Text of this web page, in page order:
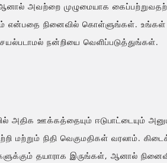
அவற்றை முழுமையாக
நினைவில் கொள்ளுங்கள். உங்கள்
நன்றியை வெளிப்படுத்துங்கள்.
ஊக்கத்தையும் ஈடுபாட்டையும்
மற்றும் நிதி வெகுமதிகள் வரலாம்.
தயாராக இருங்கள், ஆனால்